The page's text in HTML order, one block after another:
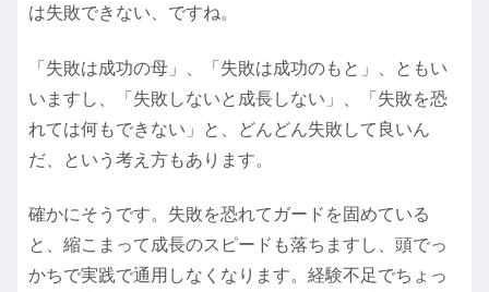
は失敗できない、ですね。
「失敗は成功の母」、「失敗は成功のもと」、ともい
いますし、「失敗しないと成長しない」、「失敗を恐
れては何もできない」と、どんどん失敗して良いん
だ、という考え方もあります。
確かにそうです。失敗を恐れてガードを固めている
と、縮こまって成長のスピードも落ちますし、頭でっ
かちで実践で通用しなくなります。経験不足でちょっ